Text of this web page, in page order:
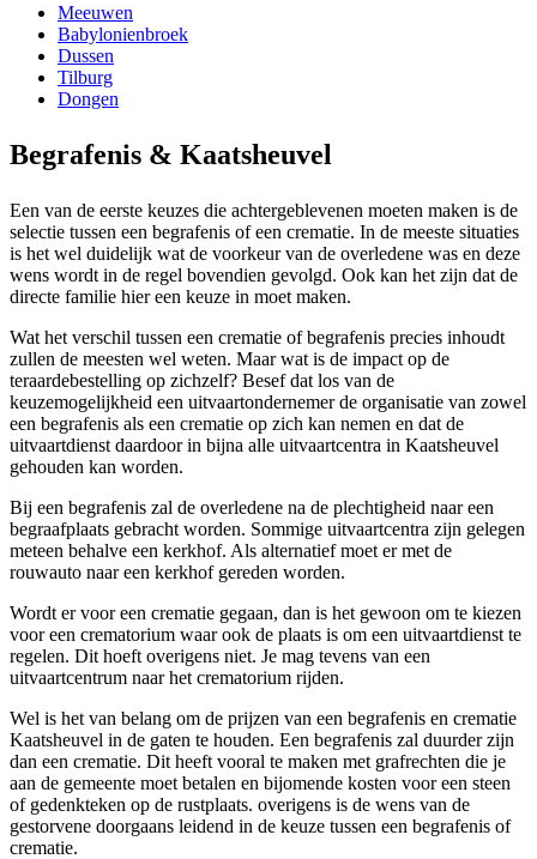
Meeuwen
Babylonienbroek
Dussen
Tilburg
Dongen
Begrafenis & Kaatsheuvel
Een van de eerste keuzes die achtergeblevenen moeten maken is de
selectie tussen een begrafenis of een crematie. In de meeste situaties
is het wel duidelijk wat de voorkeur van de overledene was en deze
wens wordt in de regel bovendien gevolgd. Ook kan het zijn dat de
directe familie hier een keuze in moet maken.
Wat het verschil tussen een crematie of begrafenis precies inhoudt
zullen de meesten wel weten. Maar wat is de impact op de
teraardebestelling op zichzelf? Besef dat los van de
keuzemogelijkheid een uitvaartondernemer de organisatie van zowel
een begrafenis als een crematie op zich kan nemen en dat de
uitvaartdienst daardoor in bijna alle uitvaartcentra in Kaatsheuvel
gehouden kan worden.
Bij een begrafenis zal de overledene na de plechtigheid naar een
begraafplaats gebracht worden. Sommige uitvaartcentra zijn gelegen
meteen behalve een kerkhof. Als alternatief moet er met de
rouwauto naar een kerkhof gereden worden.
Wordt er voor een crematie gegaan, dan is het gewoon om te kiezen
voor een crematorium waar ook de plaats is om een uitvaartdienst te
regelen. Dit hoeft overigens niet. Je mag tevens van een
uitvaartcentrum naar het crematorium rijden.
Wel is het van belang om de prijzen van een begrafenis en crematie
Kaatsheuvel in de gaten te houden. Een begrafenis zal duurder zijn
dan een crematie. Dit heeft vooral te maken met grafrechten die je
aan de gemeente moet betalen en bijomende kosten voor een steen
of gedenkteken op de rustplaats. overigens is de wens van de
gestorvene doorgaans leidend in de keuze tussen een begrafenis of
crematie.